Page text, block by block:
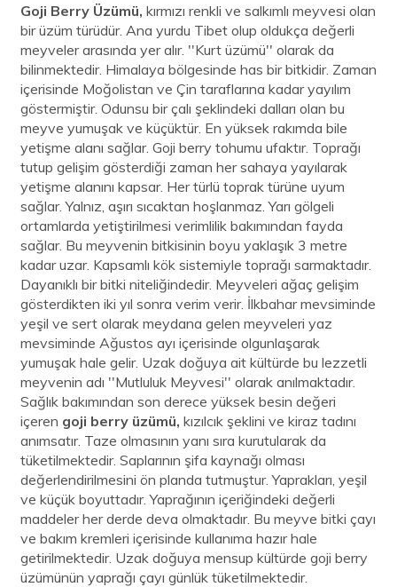
Goji Berry Üzümü, kırmızı renkli ve salkımlı meyvesi olan
bir üzüm türüdür. Ana yurdu Tibet olup oldukça değerli
meyveler arasında yer alır. ''Kurt üzümü'' olarak da
bilinmektedir. Himalaya bölgesinde has bir bitkidir. Zaman
içerisinde Moğolistan ve Çin taraflarına kadar yayılım
göstermiştir. Odunsu bir çalı şeklindeki dalları olan bu
meyve yumuşak ve küçüktür. En yüksek rakımda bile
yetişme alanı sağlar. Goji berry tohumu ufaktır. Toprağı
tutup gelişim gösterdiği zaman her sahaya yayılarak
yetişme alanını kapsar. Her türlü toprak türüne uyum
sağlar. Yalnız, aşırı sıcaktan hoşlanmaz. Yarı gölgeli
ortamlarda yetiştirilmesi verimlilik bakımından fayda
sağlar. Bu meyvenin bitkisinin boyu yaklaşık 3 metre
kadar uzar. Kapsamlı kök sistemiyle toprağı sarmaktadır.
Dayanıklı bir bitki niteliğindedir. Meyveleri ağaç gelişim
gösterdikten iki yıl sonra verim verir. İlkbahar mevsiminde
yeşil ve sert olarak meydana gelen meyveleri yaz
mevsiminde Ağustos ayı içerisinde olgunlaşarak
yumuşak hale gelir. Uzak doğuya ait kültürde bu lezzetli
meyvenin adı ''Mutluluk Meyvesi'' olarak anılmaktadır.
Sağlık bakımından son derece yüksek besin değeri
içeren goji berry üzümü, kızılcık şeklini ve kiraz tadını
anımsatır. Taze olmasının yanı sıra kurutularak da
tüketilmektedir. Saplarının şifa kaynağı olması
değerlendirilmesini ön planda tutmuştur. Yaprakları, yeşil
ve küçük boyuttadır. Yaprağının içeriğindeki değerli
maddeler her derde deva olmaktadır. Bu meyve bitki çayı
ve bakım kremleri içerisinde kullanıma hazır hale
getirilmektedir. Uzak doğuya mensup kültürde goji berry
üzümünün yaprağı çayı günlük tüketilmektedir.